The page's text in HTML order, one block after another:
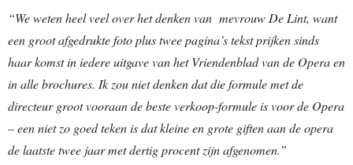
“We weten heel veel over het denken van mevrouw De Lint, want
een groot afgedrukte foto plus twee pagina’s tekst prijken sinds
haar komst in iedere uitgave van het Vriendenblad van de Opera en
in alle brochures. Ik zou niet denken dat die formule met de
directeur groot vooraan de beste verkoop-formule is voor de Opera
– een niet zo goed teken is dat kleine en grote giften aan de opera
de laatste twee jaar met dertig procent zijn afgenomen.”